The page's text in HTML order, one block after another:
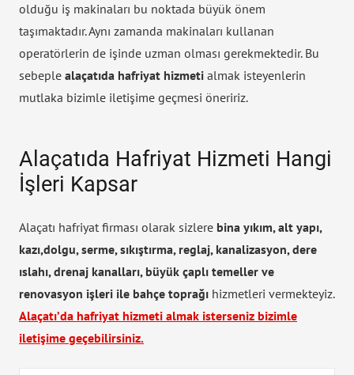
olduğu iş makinaları bu noktada büyük önem
taşımaktadır. Aynı zamanda makinaları kullanan
operatörlerin de işinde uzman olması gerekmektedir. Bu
sebeple alaçatıda hafriyat hizmeti almak isteyenlerin
mutlaka bizimle iletişime geçmesi öneririz.
Alaçatıda Hafriyat Hizmeti Hangi
İşleri Kapsar
Alaçatı hafriyat firması olarak sizlere bina yıkım, alt yapı,
kazı,dolgu, serme, sıkıştırma, reglaj, kanalizasyon, dere
ıslahı, drenaj kanalları, büyük çaplı temeller ve
renovasyon işleri ile bahçe toprağı hizmetleri vermekteyiz.
Alaçatı’da hafriyat hizmeti almak isterseniz bizimle
iletişime geçebilirsiniz.